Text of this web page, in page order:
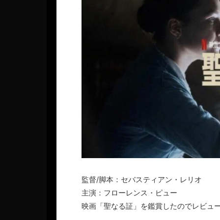
監督/脚本：セバスティアン・レリオ
主演：フローレンス・ピュー
映画「聖なる証」を鑑賞したのでレビュ